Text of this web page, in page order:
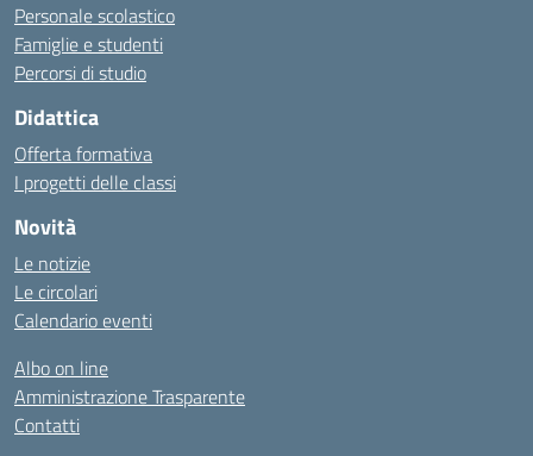
Personale scolastico
Famiglie e studenti
Percorsi di studio
Didattica
Offerta formativa
I progetti delle classi
Novità
Le notizie
Le circolari
Calendario eventi
Albo on line
Amministrazione Trasparente
Contatti